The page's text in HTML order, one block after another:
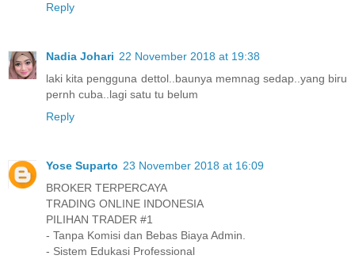
Reply
Nadia Johari 22 November 2018 at 19:38
laki kita pengguna dettol..baunya memnag sedap..yang biru
pernh cuba..lagi satu tu belum
Reply
Yose Suparto 23 November 2018 at 16:09
BROKER TERPERCAYA
TRADING ONLINE INDONESIA
PILIHAN TRADER #1
- Tanpa Komisi dan Bebas Biaya Admin.
- Sistem Edukasi Professional